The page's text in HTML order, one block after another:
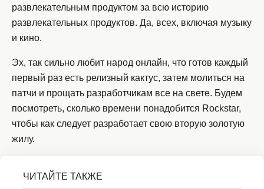
развлекательным продуктом за всю историю
развлекательных продуктов. Да, всех, включая музыку
и кино.
Эх, так сильно любит народ онлайн, что готов каждый
первый раз есть релизный кактус, затем молиться на
патчи и прощать разработчикам все на свете. Будем
посмотреть, сколько времени понадобится Rockstar,
чтобы как следует разработает свою вторую золотую
жилу.